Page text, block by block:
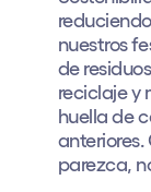
nuestros
de
reciclaje y
huella de
parezca,